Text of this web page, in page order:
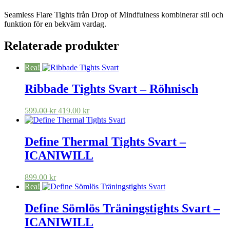
Seamless Flare Tights från Drop of Mindfulness kombinerar stil och
funktion för en bekväm vardag.
Relaterade produkter
Rea!
Ribbade Tights Svart – Röhnisch
599.00kr Det
ursprungliga
var:
599.00 kr.
419.00 krDet
nuvarande
419.00 kr.
Define Thermal Tights Svart –
ICANIWILL
899.00 kr
Rea!
Define Sömlös Träningstights Svart –
ICANIWILL